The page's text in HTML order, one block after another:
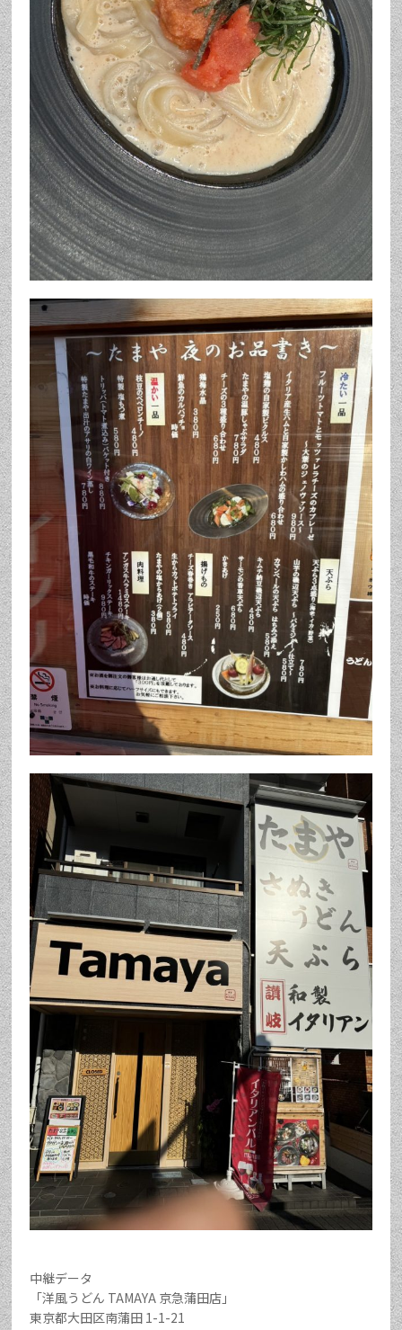
中継データ
「洋風うどん TAMAYA 京急蒲田店」
東京都大田区南蒲田 1-1-21